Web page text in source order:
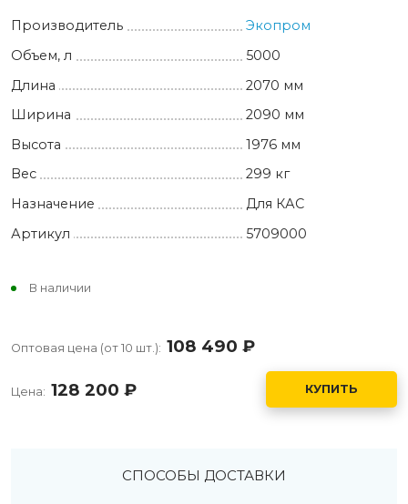
Производитель
Экопром
Объем, л
5000
Длина
2070 мм
Ширина
2090 мм
Высота
1976 мм
Вес
299 кг
Назначение
Для КАС
Артикул
5709000
В наличии
Оптовая цена (от 10 шт.): 108 490
Цена: 128 200 КУПИТЬ
СПОСОБЫ ДОСТАВКИ